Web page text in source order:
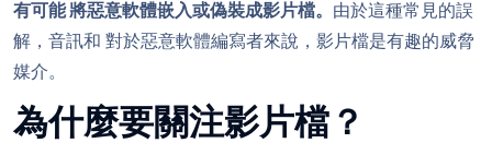
有可能 將惡意軟體嵌入或偽裝成影片檔。 由於這種常見的誤
解，音訊和 對於惡意軟體編寫者來說，影片檔是有趣的威脅
媒介。
為什麼要關注影片檔？